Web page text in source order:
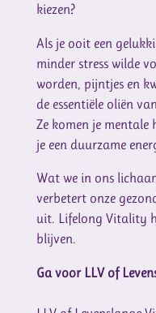
kiezen?
Als je ooit een
minder stress wilde
worden, pijntjes en
de essentiële oliën
Ze komen je mentale
je een duurzame
Wat we in ons
verbetert onze
uit. Lifelong Vitality
blijven.
Ga voor LLV of